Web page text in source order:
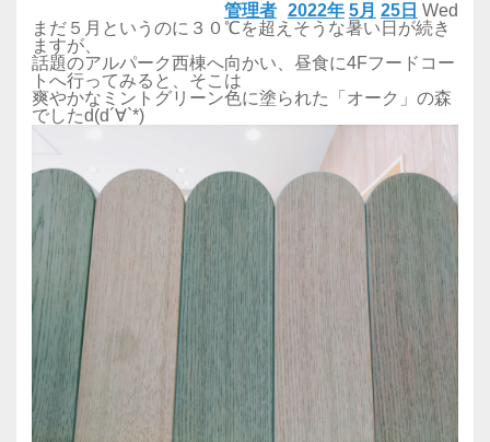
2022年 5月 25日 Wed
管理者
まだ５月というのに３０℃を超えそうな暑い日が続き
ますが、
話題のアルパーク西棟へ向かい、昼食に4Fフードコー
トへ行ってみると、そこは
爽やかなミントグリーン色に塗られた「オーク」の森
でしたd(d´∀`*)